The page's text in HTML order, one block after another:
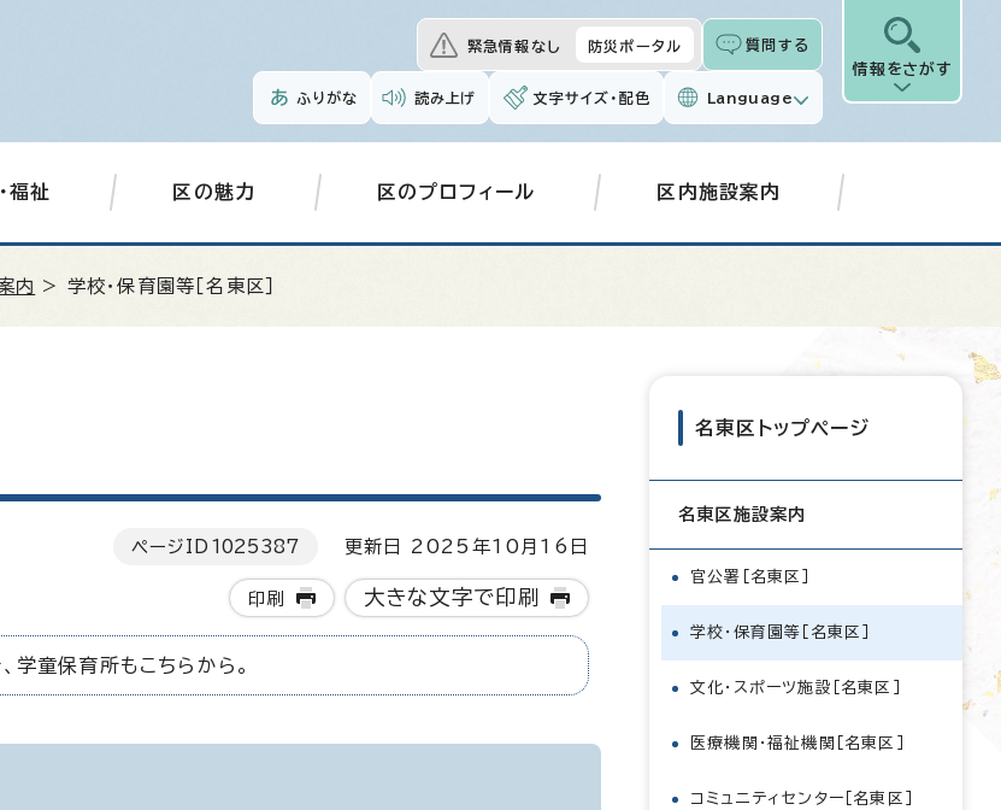
緊急情報なし 防災ポータル 質問する
ふりがな 読み上げ 文字サイズ・配色 Language
情報をさがす
福祉 区の魅力 区のプロフィール 区内施設案内
内 > 学校・保育園等［名東区］
ページID 1025387 更新日 2025年10月16日
印刷 大きな文字で印刷
学童保育所もこちらから。
名東区トップページ
名東区施設案内
官公署［名東区］
学校・保育園等［名東区］
文化・スポーツ施設［名東区］
医療機関・福祉機関［名東区］
コミュニティセンター［名東区］